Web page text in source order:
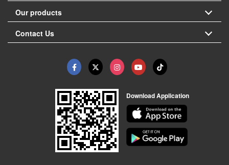
Our products
Contact Us
Download Application